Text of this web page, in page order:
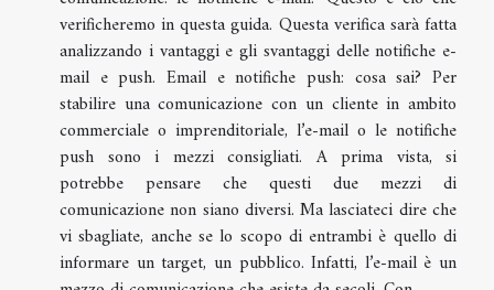
verificheremo in questa guida. Questa verifica sarà fatta
analizzando i vantaggi e gli svantaggi delle notifiche e-
mail e push. Email e notifiche push: cosa sai? Per
stabilire una comunicazione con un cliente in ambito
commerciale o imprenditoriale, l’e-mail o le notifiche
push sono i mezzi consigliati. A prima vista, si
potrebbe pensare che questi due mezzi di
comunicazione non siano diversi. Ma lasciateci dire che
vi sbagliate, anche se lo scopo di entrambi è quello di
informare un target, un pubblico. Infatti, l’e-mail è un